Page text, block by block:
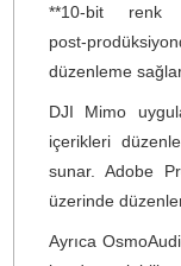
Tüm dünyayı
özelliği,
sunar; bu da
akıcı ve